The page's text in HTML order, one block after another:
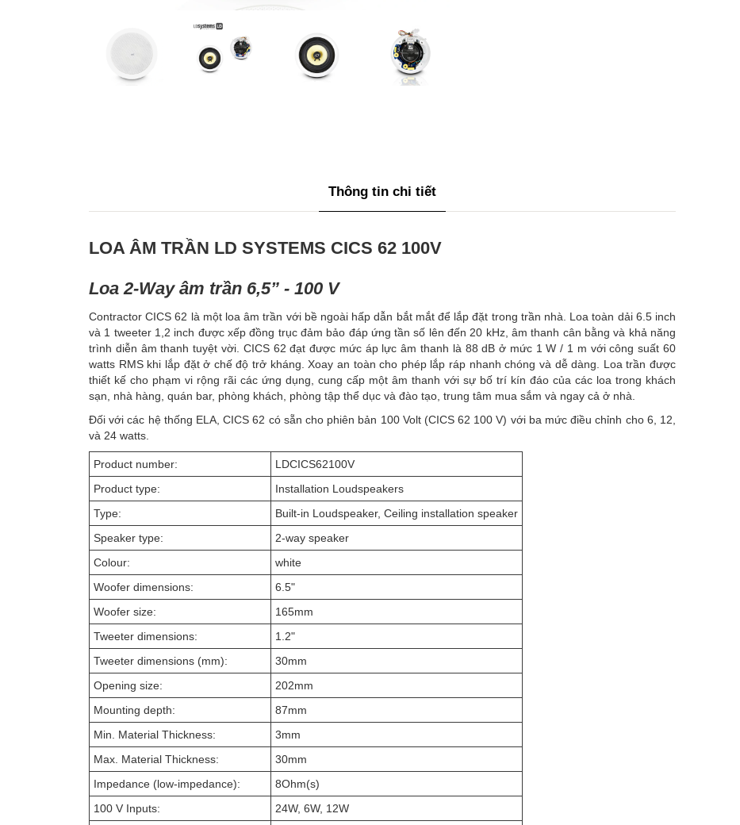
Thông tin chi tiết
LOA ÂM TRẦN LD SYSTEMS CICS 62 100V
Loa 2-Way âm trần 6,5” - 100 V
Contractor CICS 62 là một loa âm trần với bề ngoài hấp dẫn bắt mắt để lắp đặt trong trần nhà. Loa toàn dải 6.5 inch
và 1 tweeter 1,2 inch được xếp đồng trục đảm bảo đáp ứng tần số lên đến 20 kHz, âm thanh cân bằng và khả năng
trình diễn âm thanh tuyệt vời. CICS 62 đạt được mức áp lực âm thanh là 88 dB ở mức 1 W / 1 m với công suất 60
watts RMS khi lắp đặt ở chế độ trở kháng. Xoay an toàn cho phép lắp ráp nhanh chóng và dễ dàng. Loa trần được
thiết kế cho phạm vi rộng rãi các ứng dụng, cung cấp một âm thanh với sự bố trí kín đáo của các loa trong khách
sạn, nhà hàng, quán bar, phòng khách, phòng tập thể dục và đào tạo, trung tâm mua sắm và ngay cả ở nhà.
Đối với các hệ thống ELA, CICS 62 có sẵn cho phiên bản 100 Volt (CICS 62 100 V) với ba mức điều chỉnh cho 6, 12,
và 24 watts.
Product number:
LDCICS62100V
Product type:
Installation Loudspeakers
Type:
Built-in Loudspeaker, Ceiling installation speaker
Speaker type:
2-way speaker
Colour:
white
Woofer dimensions:
6.5"
Woofer size:
165mm
Tweeter dimensions:
1.2"
Tweeter dimensions (mm):
30mm
Opening size:
202mm
Mounting depth:
87mm
Min. Material Thickness:
3mm
Max. Material Thickness:
30mm
Impedance (low-impedance):
8Ohm(s)
100 V Inputs:
24W, 6W, 12W